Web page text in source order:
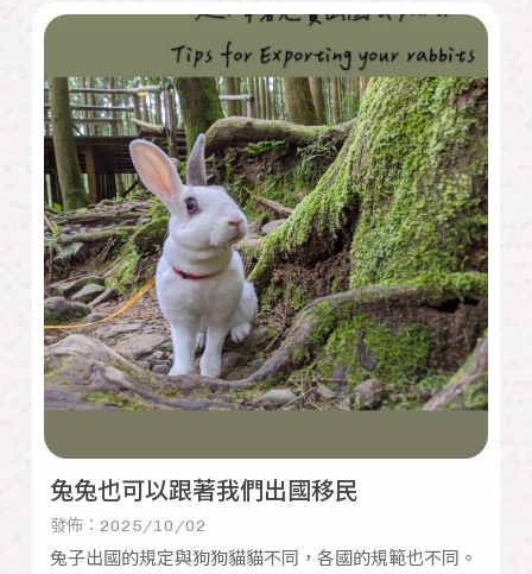
兔兔也可以跟著我們出國移民
發佈：2025/10/02
兔子出國的規定與狗狗貓貓不同，各國的規範也不同。